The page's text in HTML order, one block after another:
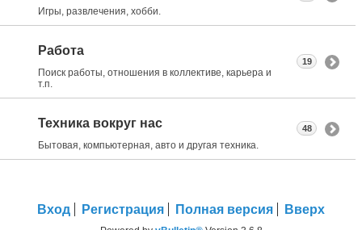
Игры, развлечения, хобби.
Работа
Поиск работы, отношения в коллективе, карьера и
т.п.
19
Техника вокруг нас
Бытовая, компьютерная, авто и другая техника.
48
Вход Регистрация Полная версия Вверх